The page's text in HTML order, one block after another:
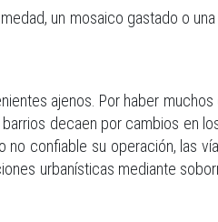
un mosaico gastado o
ajenos. Por haber muchos
decaen por cambios en
confiable su operación, las
urbanísticas mediante